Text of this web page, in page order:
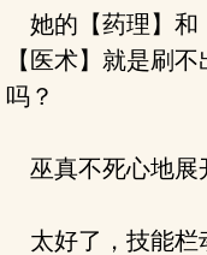
她的【药理】和
【医术】就是刷
吗？
巫真不死心地展
太好了，技能